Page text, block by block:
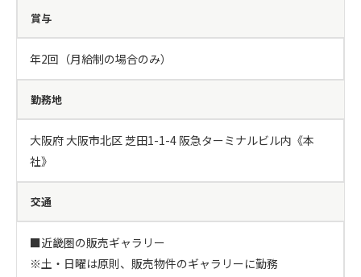
賞与
年2回（月給制の場合のみ）
勤務地
大阪府 大阪市北区 芝田1-1-4 阪急ターミナルビル内《本
社》
交通
■近畿圏の販売ギャラリー
※土・日曜は原則、販売物件のギャラリーに勤務